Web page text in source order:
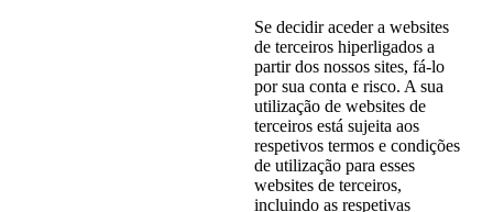
Se decidir aceder a websites
de terceiros hiperligados a
partir dos nossos sites, fá-lo
por sua conta e risco. A sua
utilização de websites de
terceiros está sujeita aos
respetivos termos e condições
de utilização para esses
websites de terceiros,
incluindo as respetivas